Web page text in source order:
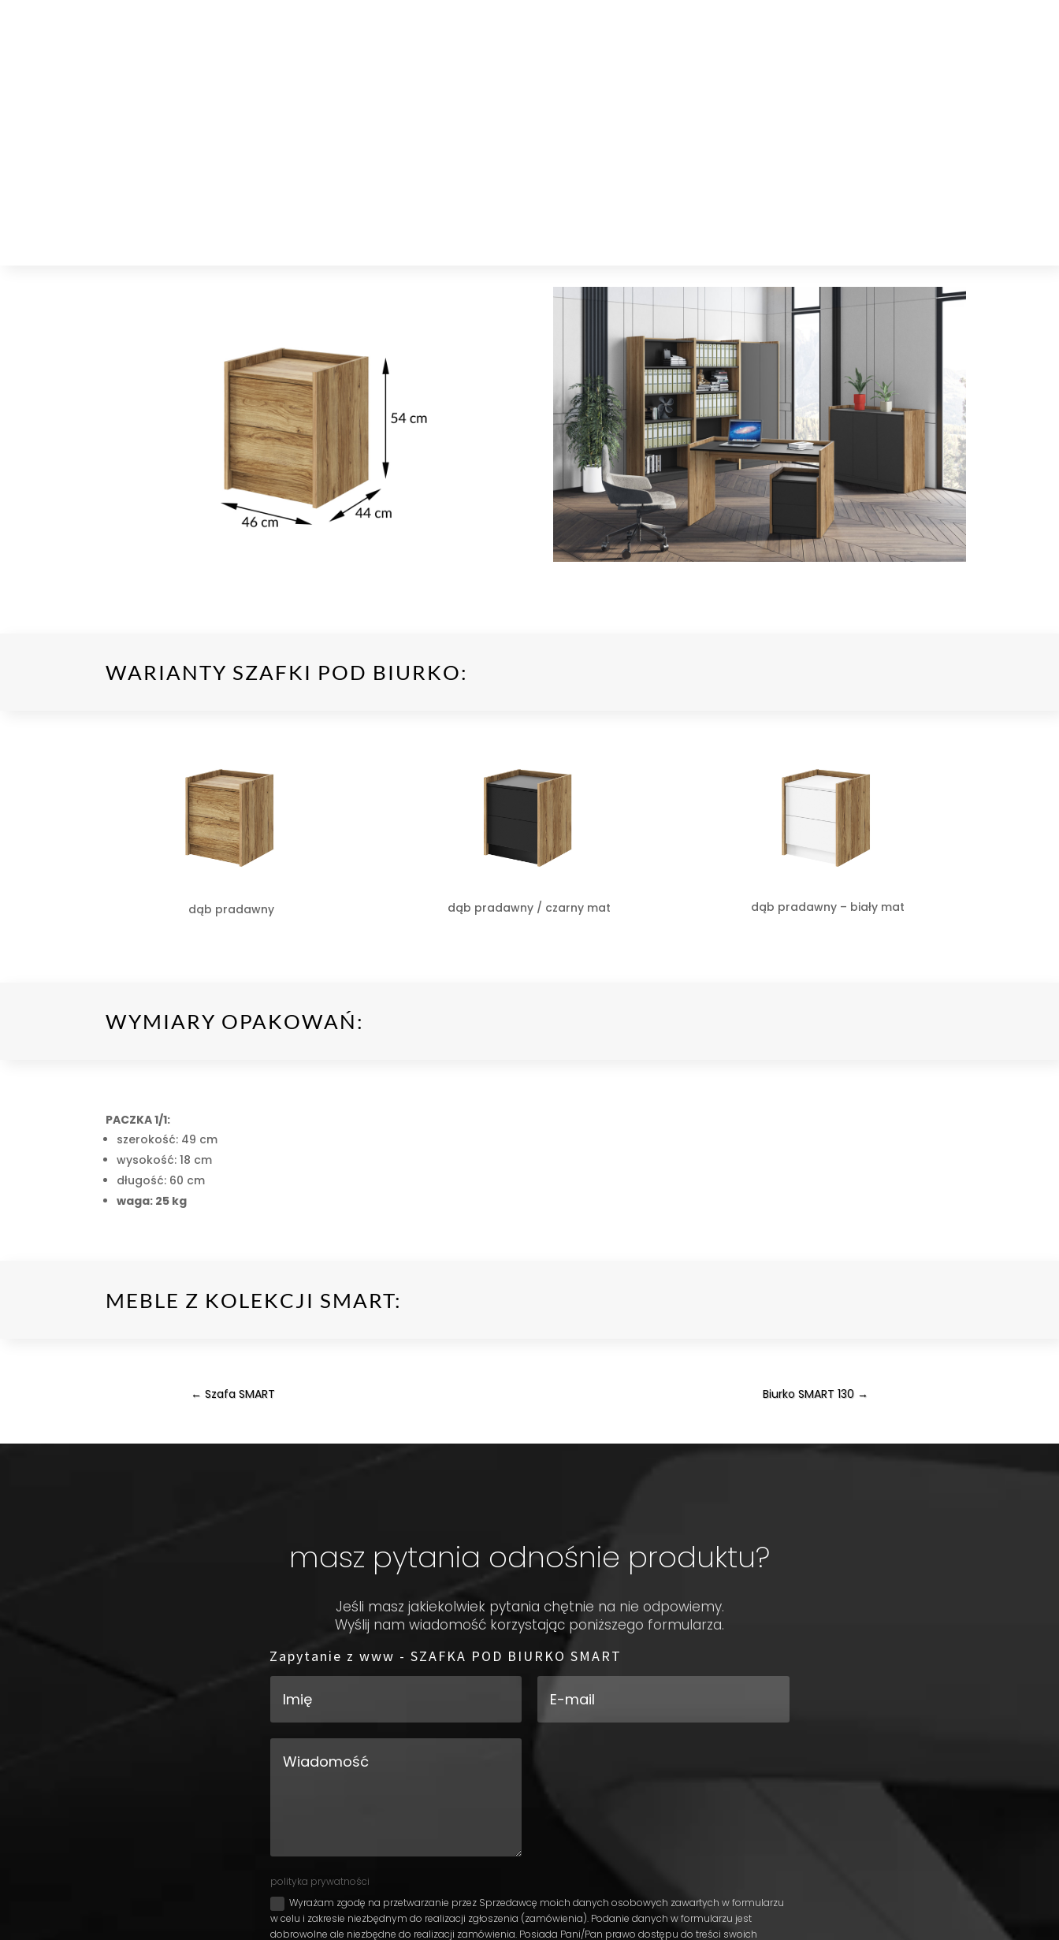
WARIANTY SZAFKI POD BIURKO:
dąb pradawny dąb pradawny / czarny mat dąb pradawny – biały mat
WYMIARY OPAKOWAŃ:
PACZKA 1/1:
szerokość: 49 cm
wysokość: 18 cm
długość: 60 cm
waga: 25 kg
MEBLE Z KOLEKCJI SMART:
← Szafa SMART Biurko SMART 130 →
masz pytania odnośnie produktu?
Jeśli masz jakiekolwiek pytania chętnie na nie odpowiemy.
Wyślij nam wiadomość korzystając poniższego formularza.
Zapytanie z www - SZAFKA POD BIURKO SMART
polityka prywatności
Wyrażam zgodę na przetwarzanie przez Sprzedawcę moich danych osobowych zawartych w formularzu
w celu i zakresie niezbędnym do realizacji zgłoszenia (zamówienia). Podanie danych w formularzu jest
dobrowolne ale niezbędne do realizacji zamówienia. Posiada Pani/Pan prawo dostępu do treści swoich